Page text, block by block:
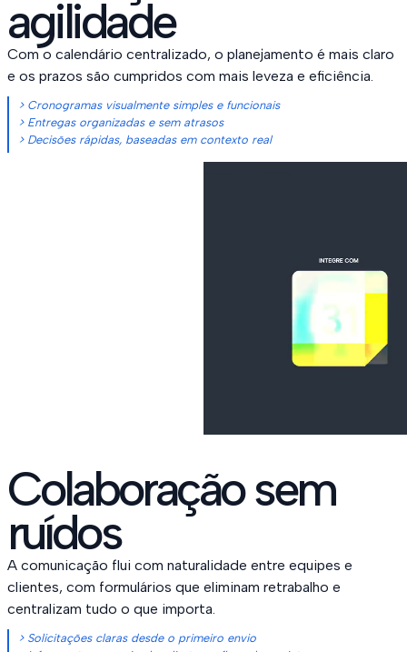
agilidade
Com o calendário centralizado, o planejamento é mais claro
e os prazos são cumpridos com mais leveza e eficiência.
> Cronogramas visualmente simples e funcionais
> Entregas organizadas e sem atrasos
> Decisões rápidas, baseadas em contexto real
Colaboração sem
ruídos
A comunicação flui com naturalidade entre equipes e
clientes, com formulários que eliminam retrabalho e
centralizam tudo o que importa.
> Solicitações claras desde o primeiro envio